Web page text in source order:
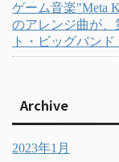
ゲーム音楽"Meta
のアレンジ曲が、
ト・ビッグバンド
Archive
2023年1月